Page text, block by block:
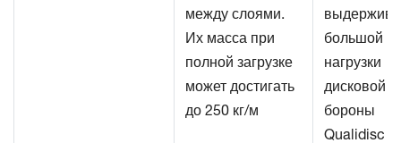
между слоями.
Их масса при
полной загрузке
может достигать
до 250 кг/м
большой
нагрузки
дисковой
бороны
Qualidisc